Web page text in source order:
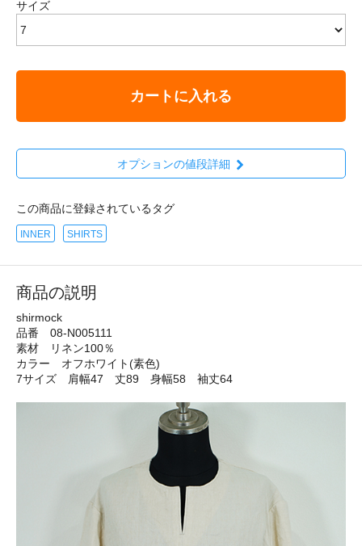
サイズ
カートに入れる
オプションの値段詳細
この商品に登録されているタグ
INNER SHIRTS
商品の説明
shirmock
品番 08-N005111
素材 リネン100％
カラー オフホワイト(素色)
7サイズ 肩幅47 丈89 身幅58 袖丈64